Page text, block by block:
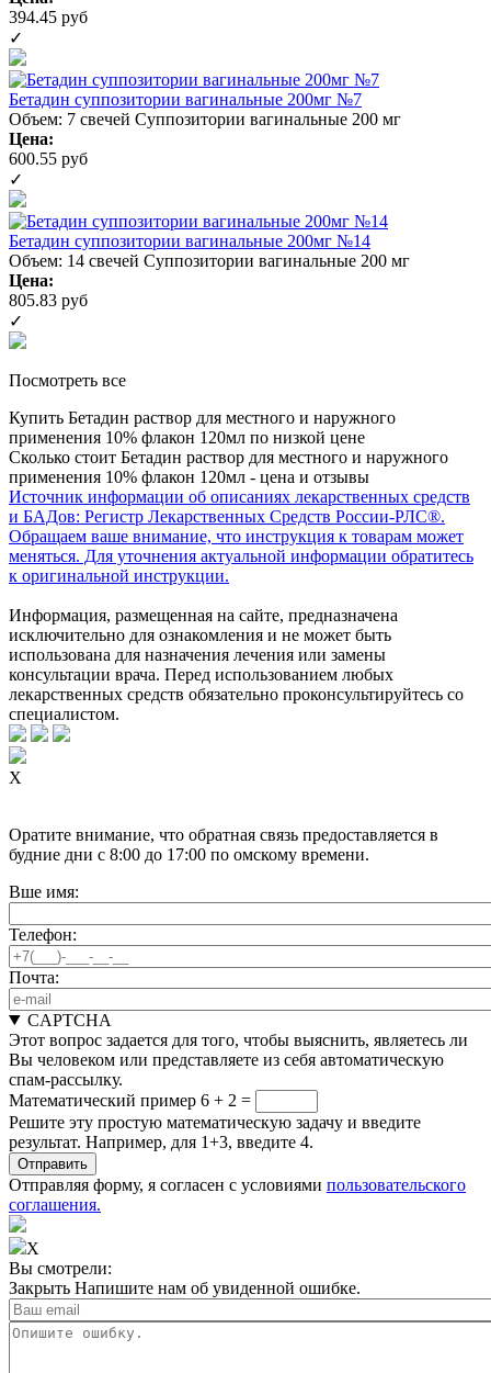
394.45 руб
✓
Бетадин суппозитории вагинальные 200мг №7
Объем: 7 свечей Суппозитории вагинальные 200 мг
Цена:
600.55 руб
✓
Бетадин суппозитории вагинальные 200мг №14
Объем: 14 свечей Суппозитории вагинальные 200 мг
Цена:
805.83 руб
✓
Посмотреть все
Купить Бетадин раствор для местного и наружного
применения 10% флакон 120мл по низкой цене
Сколько стоит Бетадин раствор для местного и наружного
применения 10% флакон 120мл - цена и отзывы
Источник информации об описаниях лекарственных средств
и БАДов: Регистр Лекарственных Средств России-РЛС®.
Обращаем ваше внимание, что инструкция к товарам может
меняться. Для уточнения актуальной информации обратитесь
к оригинальной инструкции.
Информация, размещенная на сайте, предназначена
исключительно для ознакомления и не может быть
использована для назначения лечения или замены
консультации врача. Перед использованием любых
лекарственных средств обязательно проконсультируйтесь со
специалистом.
X
Оратите внимание, что обратная связь предоставляется в
будние дни с 8:00 до 17:00 по омскому времени.
Вше имя:
Телефон:
Почта:
CAPTCHA
Этот вопрос задается для того, чтобы выяснить, являетесь ли
Вы человеком или представляете из себя автоматическую
спам-рассылку.
Математический пример 6 + 2 =
Решите эту простую математическую задачу и введите
результат. Например, для 1+3, введите 4.
Отправляя форму, я согласен с условиями пользовательского
соглашения.
X
Вы смотрели:
Закрыть Напишите нам об увиденной ошибке.